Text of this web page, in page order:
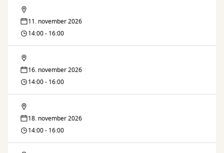
Lektiecaféen
11. november 2026
14:00 - 16:00
Lektiecaféen
16. november 2026
14:00 - 16:00
Lektiecaféen
18. november 2026
14:00 - 16:00